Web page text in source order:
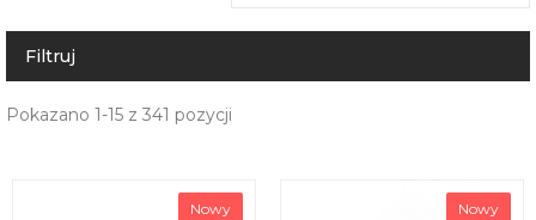
Filtruj
Pokazano 1-15 z 341 pozycji
Nowy Nowy